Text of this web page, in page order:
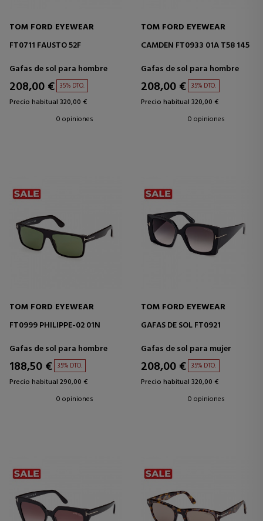
TOM FORD EYEWEAR
FT0711 FAUSTO 52F
Gafas de sol para hombre
208,00 € 35% DTO.
Precio habitual 320,00 €
0 opiniones
TOM FORD EYEWEAR
CAMDEN FT0933 01A T58 145
Gafas de sol para hombre
208,00 € 35% DTO.
Precio habitual 320,00 €
0 opiniones
TOM FORD EYEWEAR
FT0999 PHILIPPE-02 01N
Gafas de sol para hombre
188,50 € 35% DTO.
Precio habitual 290,00 €
0 opiniones
TOM FORD EYEWEAR
GAFAS DE SOL FT0921
Gafas de sol para mujer
208,00 € 35% DTO.
Precio habitual 320,00 €
0 opiniones